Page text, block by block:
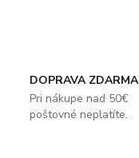
DOPRAVA ZDARMA
Pri nákupe nad 50€
poštovné neplatíte.